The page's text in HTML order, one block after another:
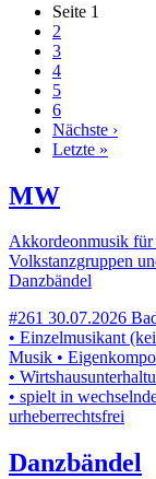
Seite 1
2
3
4
5
6
Nächste ›
Letzte »
MW
Akkordeonmusik für
Volkstanzgruppen
Danzbändel
#261 30.07.2026
• Einzelmusikant
Musik •
•
• spielt in
urheberrechtsfrei
Danzbändel